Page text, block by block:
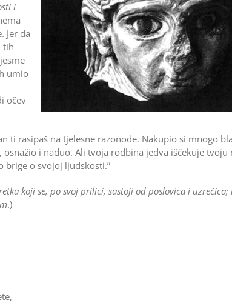
i
Jer da
tih
umio
očev
ti rasipaš na tjelesne razonode. Nakupio si mnogo
i naduo. Ali tvoja rodbina jedva iščekuje tvoju
brige o svojoj ljudskosti.”
koji se, po svoj prilici, sastoji od poslovica i uzrečica;
.)